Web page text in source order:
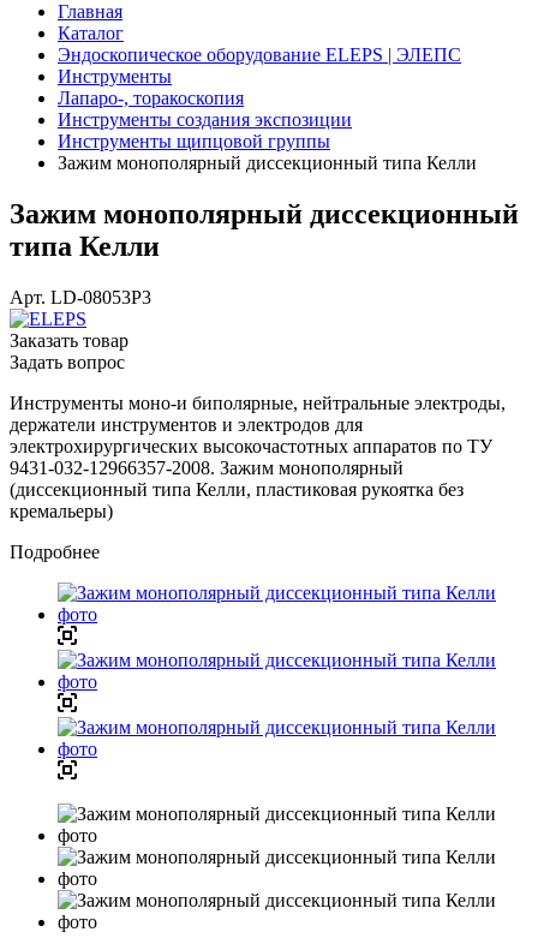
Главная
Каталог
Эндоскопическое оборудование ELEPS | ЭЛЕПС
Инструменты
Лапаро-, торакоскопия
Инструменты создания экспозиции
Инструменты щипцовой группы
Зажим монополярный диссекционный типа Келли
Зажим монополярный диссекционный
типа Келли
Арт. LD-08053P3
Заказать товар
Задать вопрос
Инструменты моно-и биполярные, нейтральные электроды,
держатели инструментов и электродов для
электрохирургических высокочастотных аппаратов по ТУ
9431-032-12966357-2008. Зажим монополярный
(диссекционный типа Келли, пластиковая рукоятка без
кремальеры)
Подробнее